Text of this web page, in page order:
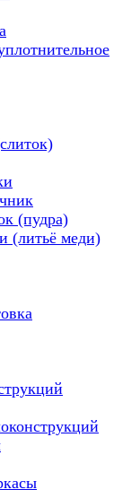
(пудра)
(литьё меди)